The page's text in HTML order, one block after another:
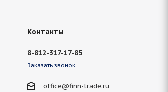
Контакты
8-812-317-17-85
Заказать звонок
office@finn-trade.ru